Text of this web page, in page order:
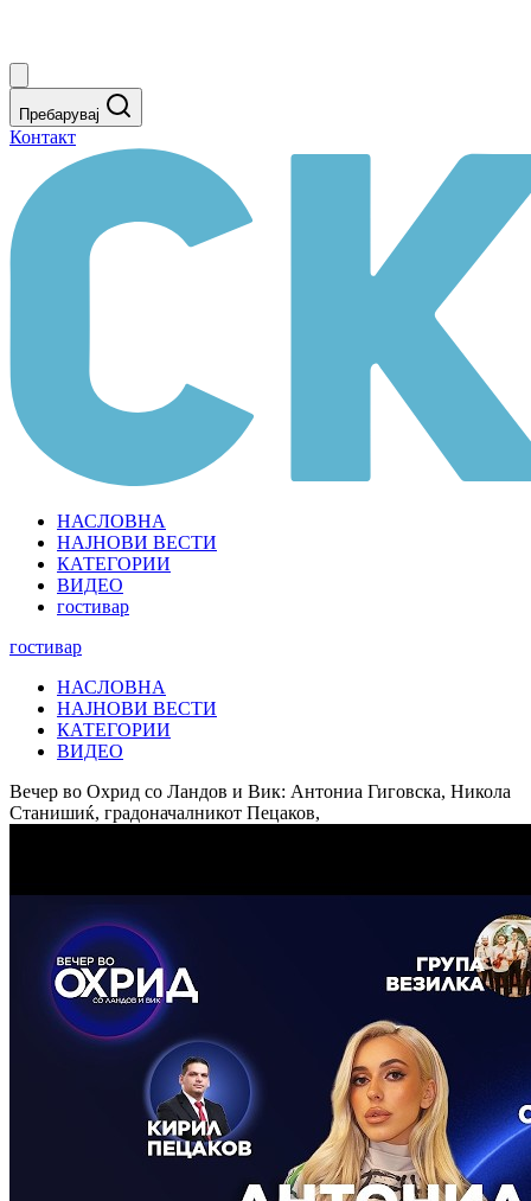
Пребарувај
Контакт
НАСЛОВНА
НАЈНОВИ ВЕСТИ
КАТЕГОРИИ
ВИДЕО
гостивар
гостивар
НАСЛОВНА
НАЈНОВИ ВЕСТИ
КАТЕГОРИИ
ВИДЕО
Вечер во Охрид со Ландов и Вик: Антониа Гиговска, Никола
Станишиќ, градоначалникот Пецаков,